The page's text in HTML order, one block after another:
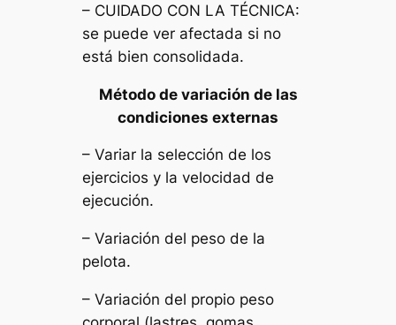
– CUIDADO CON LA TÉCNICA:
se puede ver afectada si no
está bien consolidada.
Método de variación de las
condiciones externas
– Variar la selección de los
ejercicios y la velocidad de
ejecución.
– Variación del peso de la
pelota.
– Variación del propio peso